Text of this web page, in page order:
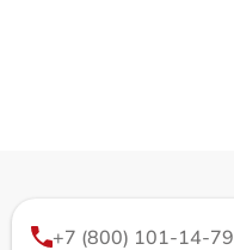
+7 (800) 101-14-79